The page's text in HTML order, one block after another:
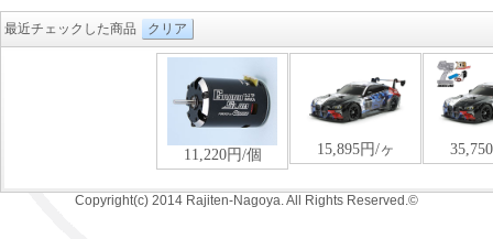
最近チェックした商品 クリア
Copyright(c) 2014 Rajiten-Nagoya. All Rights Reserved.©